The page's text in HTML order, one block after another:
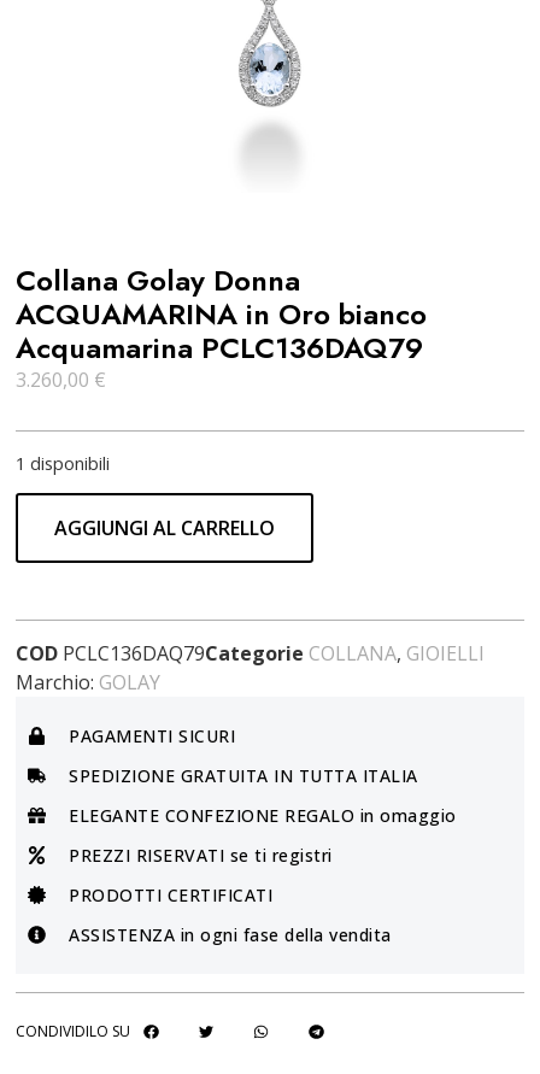
Collana Golay Donna
ACQUAMARINA in Oro bianco
Acquamarina PCLC136DAQ79
3.260,00 €
1 disponibili
AGGIUNGI AL CARRELLO
COD PCLC136DAQ79Categorie COLLANA, GIOIELLI
Marchio: GOLAY
PAGAMENTI SICURI
SPEDIZIONE GRATUITA IN TUTTA ITALIA
ELEGANTE CONFEZIONE REGALO in omaggio
PREZZI RISERVATI se ti registri
PRODOTTI CERTIFICATI
ASSISTENZA in ogni fase della vendita
CONDIVIDILO SU